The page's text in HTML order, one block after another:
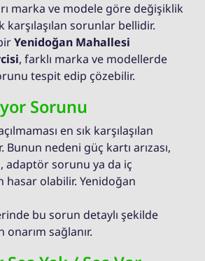
marka ve modele göre değişiklik
karşılaşılan sorunlar bellidir.
Yenidoğan Mahallesi
, farklı marka ve modellerde
tespit edip çözebilir.
Sorunu
en sık karşılaşılan
nedeni güç kartı arızası,
adaptör sorunu ya da iç
hasar olabilir. Yenidoğan
bu sorun detaylı şekilde
sağlanır.